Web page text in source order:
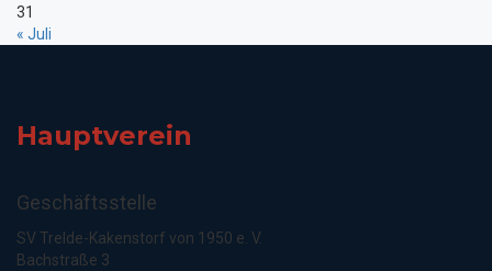
31
« Juli
Hauptverein
Geschäftsstelle
SV Trelde-Kakenstorf von 1950 e. V.
Bachstraße 3